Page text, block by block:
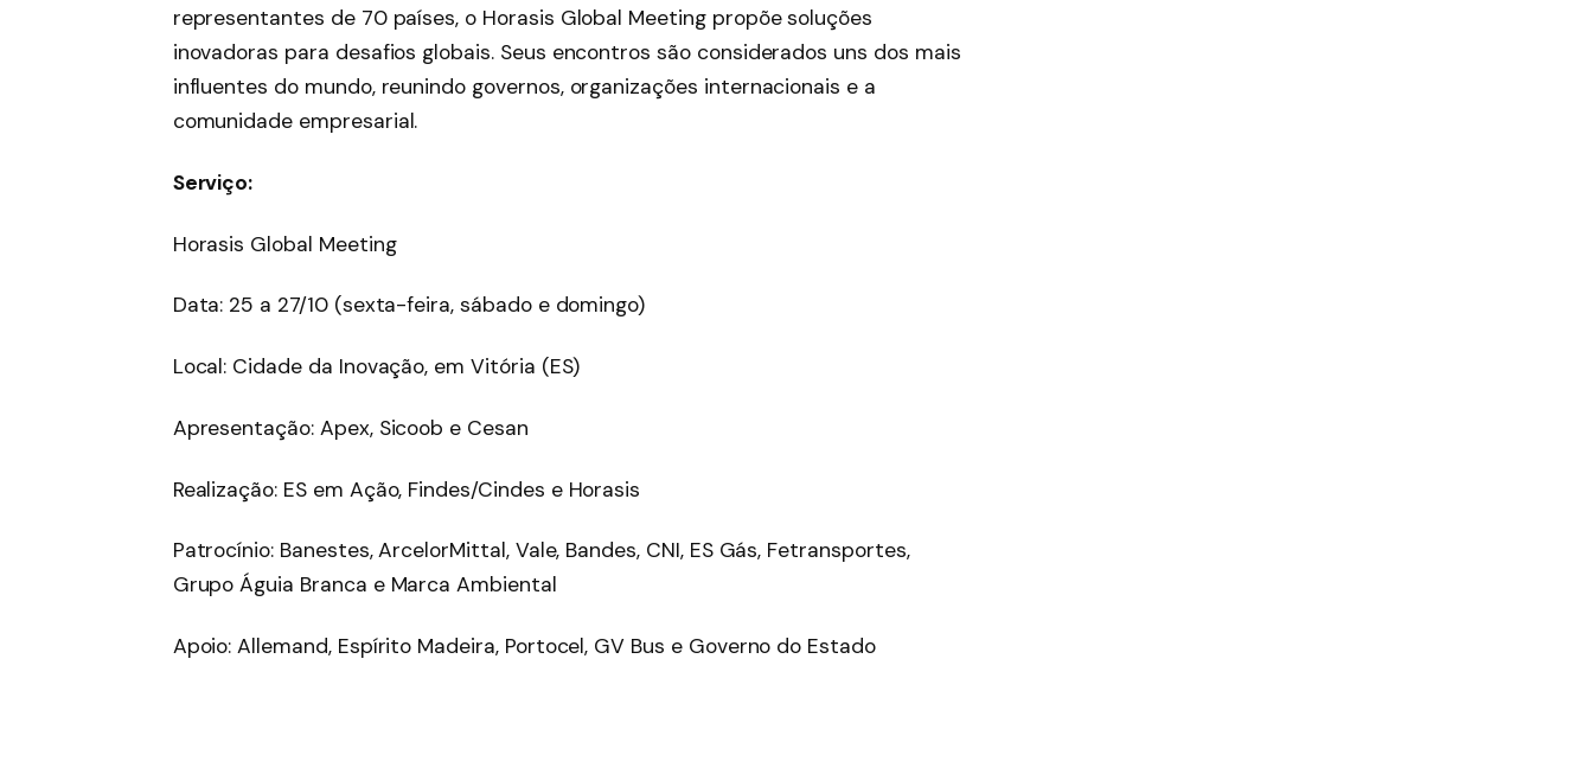
representantes de 70 países, o Horasis Global Meeting propõe soluções
inovadoras para desafios globais. Seus encontros são considerados uns dos mais
influentes do mundo, reunindo governos, organizações internacionais e a
comunidade empresarial.
Serviço:
Horasis Global Meeting
Data: 25 a 27/10 (sexta-feira, sábado e domingo)
Local: Cidade da Inovação, em Vitória (ES)
Apresentação: Apex, Sicoob e Cesan
Realização: ES em Ação, Findes/Cindes e Horasis
Patrocínio: Banestes, ArcelorMittal, Vale, Bandes, CNI, ES Gás, Fetransportes,
Grupo Águia Branca e Marca Ambiental
Apoio: Allemand, Espírito Madeira, Portocel, GV Bus e Governo do Estado